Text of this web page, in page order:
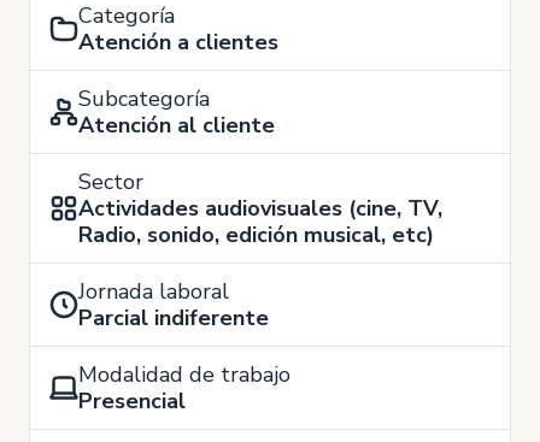
Categoría
Atención a clientes
Subcategoría
Atención al cliente
Sector
Actividades audiovisuales (cine, TV,
Radio, sonido, edición musical, etc)
Jornada laboral
Parcial indiferente
Modalidad de trabajo
Presencial